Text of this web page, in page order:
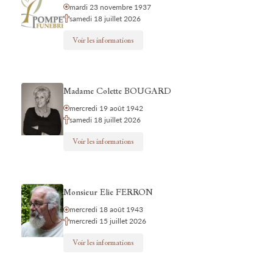
mardi 23 novembre 1937
samedi 18 juillet 2026
Voir les informations
Madame Colette BOUGARD
mercredi 19 août 1942
samedi 18 juillet 2026
Voir les informations
Monsieur Elie FERRON
mercredi 18 août 1943
mercredi 15 juillet 2026
Voir les informations